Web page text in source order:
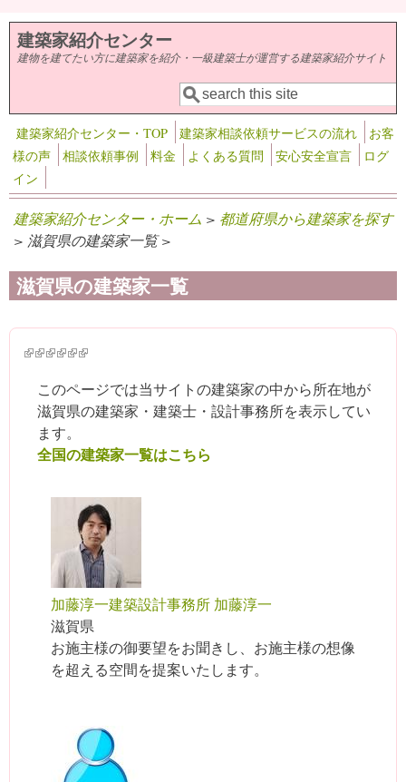
メインコンテンツに移動
建築家紹介センター
建物を建てたい方に建築家を紹介・一級建築士が運営する建築家紹介サイト
検索フォーム
検索
建築家紹介センター・TOP 建築家相談依頼サービスの流れ
お客
様の声
相談依頼事例 料金 よくある質問 安心安全宣言
ログ
イン
建築家紹介センター・ホーム > 都道府県から建築家を探す
> 滋賀県の建築家一覧 >
滋賀県の建築家一覧
(link is external)
(link is external)
(link is external)
(link is external)
(link is external)
(link is external)
このページでは当サイトの建築家の中から所在地が
滋賀県の建築家・建築士・設計事務所を表示してい
ます。
全国の建築家一覧はこちら
加藤淳一建築設計事務所 加藤淳一
滋賀県
お施主様の御要望をお聞きし、お施主様の想像
を超える空間を提案いたします。